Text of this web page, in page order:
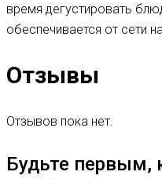
время дегустировать
обеспечивается от сети
Отзывы
Отзывов пока нет.
Будьте первым,